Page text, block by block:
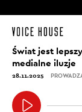
Świat jest
medialne iluzje
28.11.2025